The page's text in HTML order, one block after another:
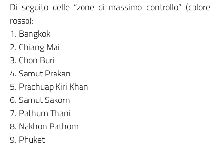
Di seguito delle “zone di massimo controllo” (colore
rosso):
1. Bangkok
2. Chiang Mai
3. Chon Buri
4. Samut Prakan
5. Prachuap Kiri Khan
6. Samut Sakorn
7. Pathum Thani
8. Nakhon Pathom
9. Phuket